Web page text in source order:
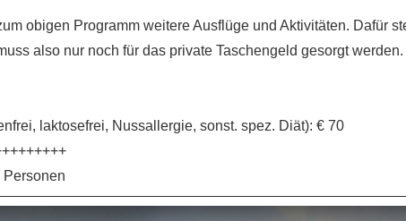
obigen Programm weitere Ausflüge und Aktivitäten. Dafür
also nur noch für das private Taschengeld gesorgt werden.
laktosefrei, Nussallergie, sonst. spez. Diät): € 70
Personen